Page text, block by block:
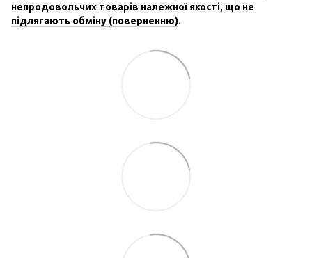
непродовольчих товарів належної якості, що не
підлягають обміну (поверненню).